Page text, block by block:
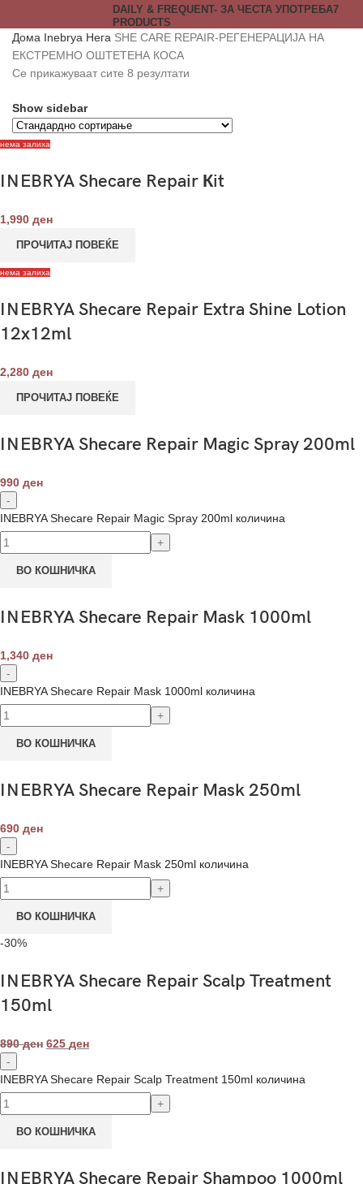
DAILY & FREQUENT- ЗА ЧЕСТА УПОТРЕБА7
PRODUCTS
Дома Inebrya Нега SHE CARE REPAIR-РЕГЕНЕРАЦИЈА НА
ЕКСТРЕМНО ОШТЕТЕНА КОСА
Се прикажуваат сите 8 резултати
Show sidebar
нема залиха
INEBRYA Shecare Repair Кit
1,990 ден
ПРОЧИТАЈ ПОВЕЌЕ
нема залиха
INEBRYA Shecare Repair Extra Shine Lotion
12x12ml
2,280 ден
ПРОЧИТАЈ ПОВЕЌЕ
INEBRYA Shecare Repair Magic Spray 200ml
990 ден
INEBRYA Shecare Repair Magic Spray 200ml количина
ВО КОШНИЧКА
INEBRYA Shecare Repair Mask 1000ml
1,340 ден
INEBRYA Shecare Repair Mask 1000ml количина
ВО КОШНИЧКА
INEBRYA Shecare Repair Mask 250ml
690 ден
INEBRYA Shecare Repair Mask 250ml количина
ВО КОШНИЧКА
-30%
INEBRYA Shecare Repair Scalp Treatment
150ml
890ден 625 ден
INEBRYA Shecare Repair Scalp Treatment 150ml количина
ВО КОШНИЧКА
INEBRYA Shecare Repair Shampoo 1000ml